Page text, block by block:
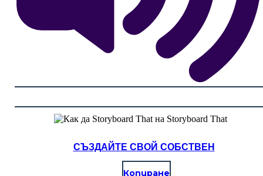
СЪЗДАЙТЕ СВОЙ СОБСТВЕН
Копиране